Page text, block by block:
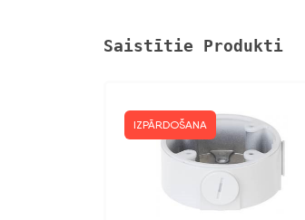
Saistītie Produkti
IZPĀRDOŠANA